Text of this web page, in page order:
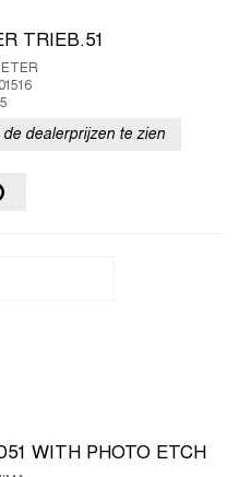
TRIEB.51
dealerprijzen te zien
WITH PHOTO ETCH